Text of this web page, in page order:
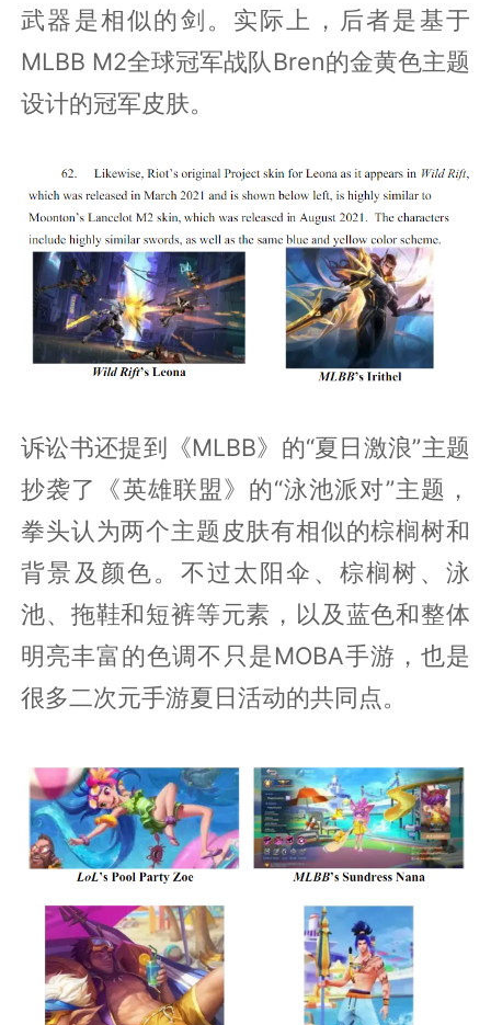
武器是相似的剑。实际上，后者是基于
MLBB M2全球冠军战队Bren的金黄色主题
设计的冠军皮肤。
诉讼书还提到《MLBB》的“夏日激浪”主题
抄袭了《英雄联盟》的“泳池派对”主题，
拳头认为两个主题皮肤有相似的棕榈树和
背景及颜色。不过太阳伞、棕榈树、泳
池、拖鞋和短裤等元素，以及蓝色和整体
明亮丰富的色调不只是MOBA手游，也是
很多二次元手游夏日活动的共同点。